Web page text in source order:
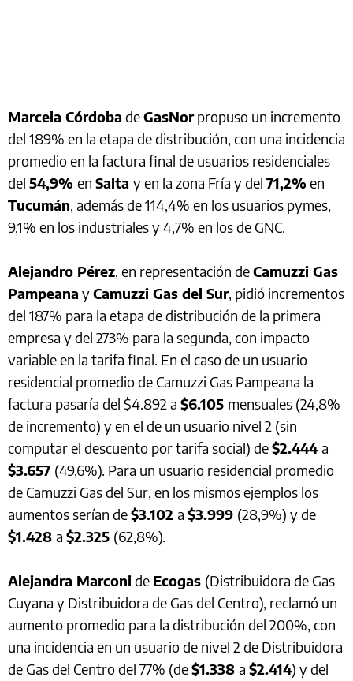
Marcela Córdoba deGasNorpropuso un incremento
del 189% en la etapa de distribución, con una incidencia
promedio en la factura final de usuarios residenciales
del 54,9% en Salta y en la zona Fría y del 71,2% en
Tucumán, además de 114,4% en los usuarios pymes,
9,1% en los industriales y 4,7% en los de GNC.
Alejandro Pérez, en representación deCamuzzi Gas
Pampeana yCamuzzi Gas del Sur, pidió incrementos
del 187% para la etapa de distribución de la primera
empresa y del 273% para la segunda, con impacto
variable en la tarifa final. En el caso de un usuario
residencial promedio de Camuzzi Gas Pampeana la
factura pasaría del $4.892 a $6.105 mensuales (24,8%
de incremento) y en el de un usuario nivel 2 (sin
computar el descuento por tarifa social) de$2.444a
$3.657 (49,6%). Para un usuario residencial promedio
de Camuzzi Gas del Sur, en los mismos ejemplos los
aumentos serían de$3.102 a $3.999 (28,9%) y de
$1.428 a $2.325 (62,8%).
Alejandra Marconide Ecogas (Distribuidora de Gas
Cuyana y Distribuidora de Gas del Centro), reclamó un
aumento promedio para la distribución del 200%, con
una incidencia en un usuario de nivel 2 de Distribuidora
de Gas del Centro del 77% (de$1.338 a $2.414) y del